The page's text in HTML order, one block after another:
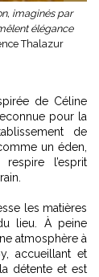
imaginés par
élégance
Thalazur
de Céline
pour la
de
un éden,
l’esprit
les matières
lieu. À peine
atmosphère à
accueillant et
détente et est